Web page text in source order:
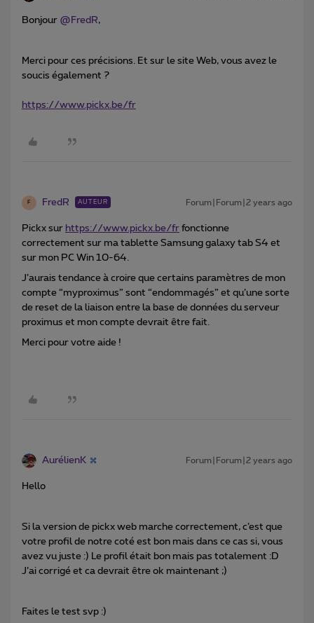
Bonjour @FredR,
Merci pour ces précisions. Et sur le site Web, vous avez le
soucis également ?
https://www.pickx.be/fr
F FredR AUTEUR Forum|Forum|2 years ago
Pickx sur https://www.pickx.be/fr fonctionne
correctement sur ma tablette Samsung galaxy tab S4 et
sur mon PC Win 10-64.
J’aurais tendance à croire que certains paramètres de mon
compte “myproximus” sont “endommagés” et qu’une sorte
de reset de la liaison entre la base de données du serveur
proximus et mon compte devrait être fait.
Merci pour votre aide !
AurélienK Forum|Forum|2 years ago
Hello
Si la version de pickx web marche correctement, c’est que
votre profil de notre coté est bon mais dans ce cas si, vous
avez vu juste :) Le profil était bon mais pas totalement :D
J’ai corrigé et ca devrait être ok maintenant ;)
Faites le test svp :)